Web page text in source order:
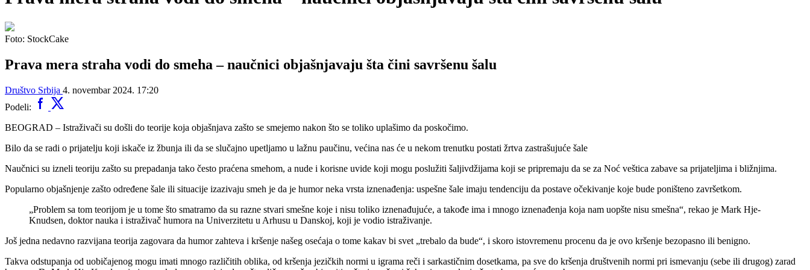
Foto: StockCake
Prava mera straha vodi do smeha – naučnici objašnjavaju šta čini savršenu šalu
Društvo Srbija 4. novembar 2024. 17:20
Podeli:
BEOGRAD – Istraživači su došli do teorije koja objašnjava zašto se smejemo nakon što se toliko uplašimo da poskočimo.
Bilo da se radi o prijatelju koji iskače iz žbunja ili da se slučajno upetljamo u lažnu paučinu, većina nas će u nekom trenutku postati žrtva zastrašujuće šale
Naučnici su izneli teoriju zašto su prepadanja tako često praćena smehom, a nude i korisne uvide koji mogu poslužiti šaljivdžijama koji se pripremaju da se za Noć veštica zabave sa prijateljima i bližnjima.
Popularno objašnjenje zašto određene šale ili situacije izazivaju smeh je da je humor neka vrsta iznenađenja: uspešne šale imaju tendenciju da postave očekivanje koje bude poništeno završetkom.
„Problem sa tom teorijom je u tome što smatramo da su razne stvari smešne koje i nisu toliko iznenađujuće, a takođe ima i mnogo iznenađenja koja nam uopšte nisu smešna“, rekao je Mark Hje-
Knudsen, doktor nauka i istraživač humora na Univerzitetu u Arhusu u Danskoj, koji je vodio istraživanje.
Još jedna nedavno razvijana teorija zagovara da humor zahteva i kršenje našeg osećaja o tome kakav bi svet „trebalo da bude“, i skoro istovremenu procenu da je ovo kršenje bezopasno ili benigno.
Takva odstupanja od uobičajenog mogu imati mnogo različitih oblika, od kršenja jezičkih normi u igrama reči i sarkastičnim dosetkama, pa sve do kršenja društvenih normi pri ismevanju (sebe ili drugog) zarad